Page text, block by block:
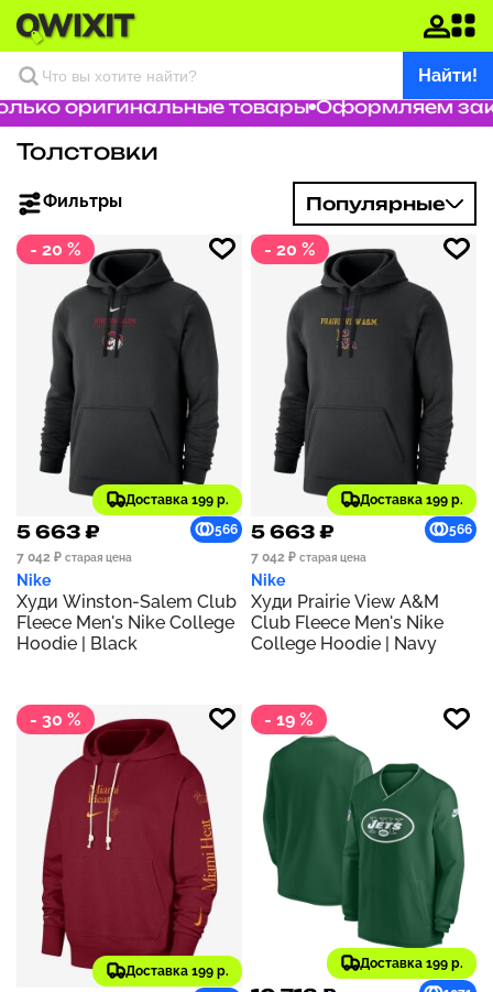
Найти!
оригинальные товары Оформляем заказ
Толстовки
Фильтры Популярные
- 20 %
Доставка 199 р.
5 663 ₽
566
7 042 ₽ старая цена
Nike
Худи Winston-Salem Club
Fleece Men's Nike College
Hoodie | Black
- 20 %
Доставка 199 р.
5 663 ₽
566
7 042 ₽ старая цена
Nike
Худи Prairie View A&M
Club Fleece Men's Nike
College Hoodie | Navy
- 30 %
Доставка 199 р.
- 19 %
Доставка 199 р.